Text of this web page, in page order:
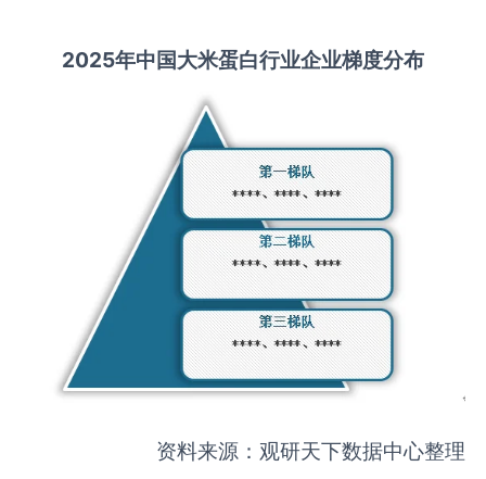
2025年中国大米蛋白行业企业梯度分布
资料来源：观研天下数据中心整理